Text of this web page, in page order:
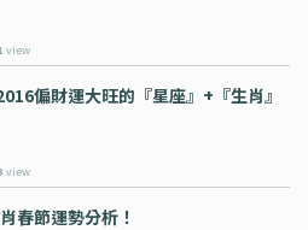
view
偏財運大旺的『星座』+『生肖』
view
春節運勢分析！